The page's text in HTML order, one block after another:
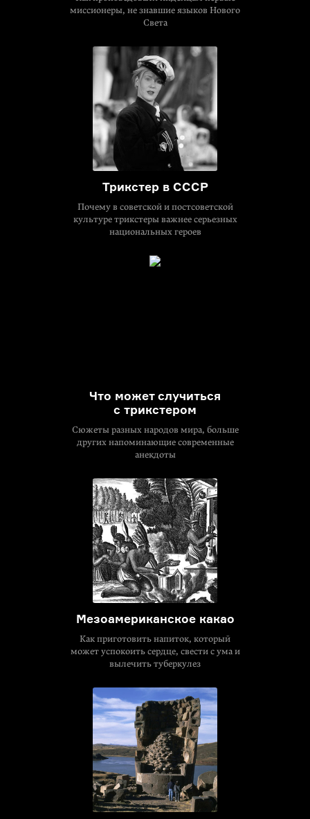
миссионеры, не знавшие языков Нового
Света
Трикстер в СССР
Почему в советской и постсоветской
культуре трикстеры важнее серьезных
национальных героев
Что может случиться
с трикстером
Сюжеты разных народов мира, больше
других напоминающие современные
анекдоты
Мезоамериканское какао
Как приготовить напиток, который
может успокоить сердце, свести с ума и
вылечить туберкулез